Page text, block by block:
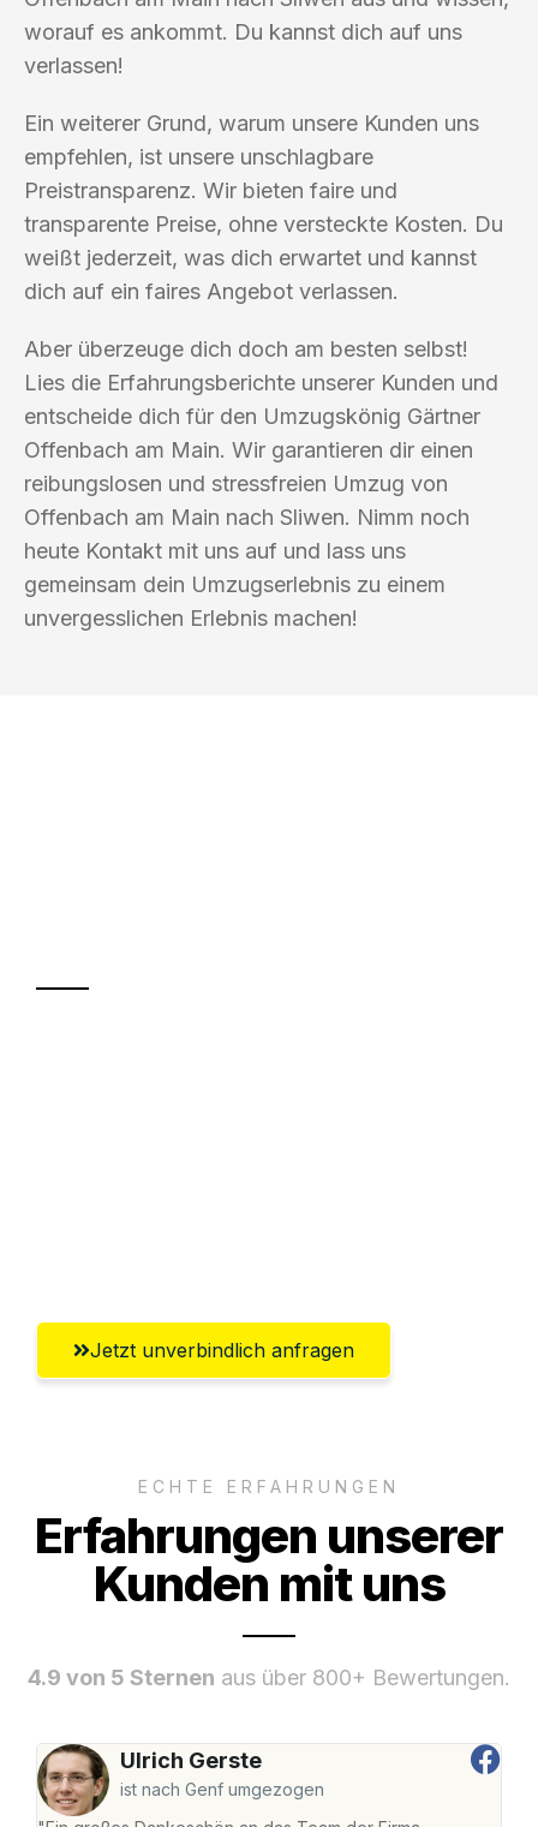
worauf es ankommt. Du kannst dich auf uns
verlassen!
Ein weiterer Grund, warum unsere Kunden uns
empfehlen, ist unsere unschlagbare
Preistransparenz. Wir bieten faire und
transparente Preise, ohne versteckte Kosten. Du
weißt jederzeit, was dich erwartet und kannst
dich auf ein faires Angebot verlassen.
Aber überzeuge dich doch am besten selbst!
Lies die Erfahrungsberichte unserer Kunden und
entscheide dich für den Umzugskönig Gärtner
Offenbach am Main. Wir garantieren dir einen
reibungslosen und stressfreien Umzug von
Offenbach am Main nach Sliwen. Nimm noch
heute Kontakt mit uns auf und lass uns
gemeinsam dein Umzugserlebnis zu einem
unvergesslichen Erlebnis machen!
Jetzt unverbindlich anfragen
ECHTE ERFAHRUNGEN
Erfahrungen unserer
Kunden mit uns
4.9 von 5 Sternen aus über 800+ Bewertungen.
Ulrich Gerste
ist nach Genf umgezogen